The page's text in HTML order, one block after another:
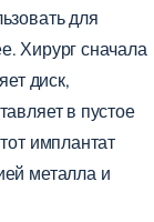
для
Хирург сначала
диск,
в пустое
имплантат
металла и